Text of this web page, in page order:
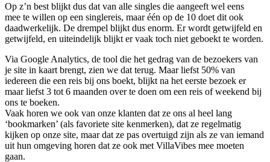
Op z’n best blijkt dus dat van alle singles die aangeeft wel eens
mee te willen op een singlereis, maar één op de 10 doet dit ook
daadwerkelijk. De drempel blijkt dus enorm. Er wordt getwijfeld en
getwijfeld, en uiteindelijk blijkt er vaak toch niet geboekt te worden.
Via Google Analytics, de tool die het gedrag van de bezoekers van
je site in kaart brengt, zien we dat terug. Maar liefst 50% van
iedereen die een reis bij ons boekt, blijkt na het eerste bezoek er
maar liefst 3 tot 6 maanden over te doen om een reis of weekend bij
ons te boeken.
Vaak horen we ook van onze klanten dat ze ons al heel lang
‘bookmarken’ (als favoriete site kenmerken), dat ze regelmatig
kijken op onze site, maar dat ze pas overtuigd zijn als ze van iemand
uit hun omgeving horen dat ze ook met VillaVibes mee moeten
gaan.